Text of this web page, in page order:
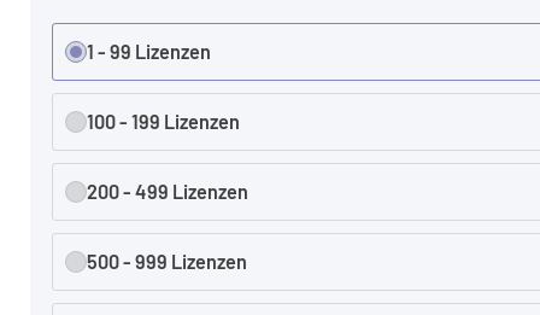
1 - 99 Lizenzen
100 - 199 Lizenzen
200 - 499 Lizenzen
500 - 999 Lizenzen